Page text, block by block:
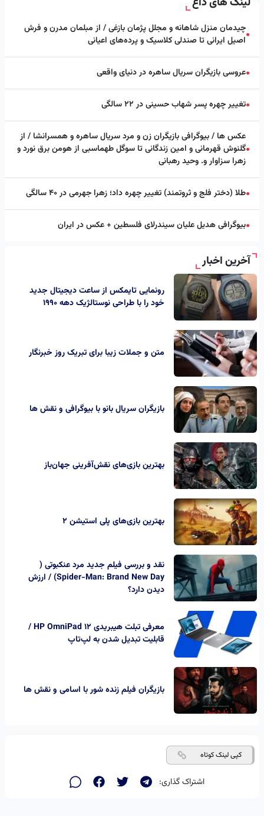
●چیدمان منزل شاهانه و مجلل پژمان بازغی / از مبلمان مدرن و فرش
اصیل ایرانی تا صندلی کلاسیک و پرده‌های اعیانی
●عروسی بازیگران سریال ساهره در دنیای واقعی
●تغییر چهره پسر شهاب حسینی در ۲۲ سالگی
●
عکس ها / بیوگرافی بازیگران زن و مرد سریال ساهره و همسرانشا / از
گلنوش قهرمانی و امین زندگانی تا سوگل طهماسبی از هومن برق نورد و
زهرا سزاوار و. وحید رهبانی
●طلا (دختر فلج و ثروتمند) تغییر چهره داد؛ زهرا جهرمی در ۴۰ سالگی
●بیوگرافی هدیل علیان سیندرلای فلسطین + عکس در ایران
آخرین اخبار
رونمایی تایمکس از ساعت‌ دیجیتال جدید
خود را با طراحی نوستالژیک دهه 1990
متن و جملات زیبا برای تبریک روز خبرنگار
بازیگران سریال بانو با بیوگرافی و نقش ها
بهترین بازی‌های نقش‌آفرینی جهان‌باز
بهترین بازی‌های پلی استیشن ۲
نقد و بررسی فیلم جدید مرد عنکبوتی (
Spider-Man: Brand New Day) / ارزش
دیدن دارد؟
معرفی تبلت هیبریدی HP OmniPad 12 /
قابلیت تبدیل شدن به لپ‌تاپ
بازیگران فیلم زنده شور با اسامی و نقش ها
کپی لینک کوتاه
اشتراک گذاری: